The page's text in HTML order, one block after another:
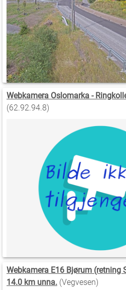
Webkamera Oslomarka -
(62.92.94.8)
Webkamera E16 Bjørum (retning
14.0 km unna. (Vegvesen)